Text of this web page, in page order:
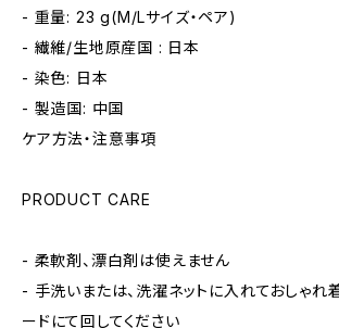
- 重量: 23 g(M/Lサイズ・ペア)
- 繊維/生地原産国 : 日本
- 染色: 日本
- 製造国: 中国
ケア方法・注意事項
PRODUCT CARE
- 柔軟剤、漂白剤は使えません
- 手洗いまたは、洗濯ネットに入れておしゃれ
ードにて回してください